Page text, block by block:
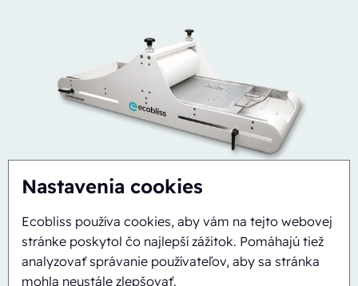
Nastavenia cookies
Ecobliss používa cookies, aby vám na tejto webovej
stránke poskytol čo najlepší zážitok. Pomáhajú tiež
analyzovať správanie používateľov, aby sa stránka
mohla neustále zlepšovať.
PoloautomatickýRotary
ERB/PH4-1418